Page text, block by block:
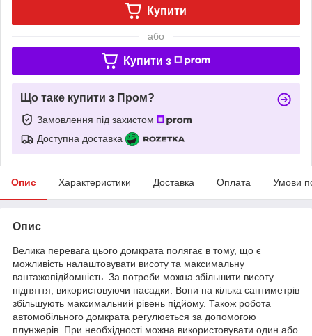
Купити
або
Купити з
Що таке купити з Пром?
Замовлення під захистом
Доступна доставка
Опис Характеристики Доставка Оплата Умови
Опис
Велика перевага цього домкрата полягає в тому, що є
можливість налаштовувати висоту та максимальну
вантажопідйомність. За потреби можна збільшити висоту
підняття, використовуючи насадки. Вони на кілька сантиметрів
збільшують максимальний рівень підйому. Також робота
автомобільного домкрата регулюється за допомогою
плунжерів. При необхідності можна використовувати один або